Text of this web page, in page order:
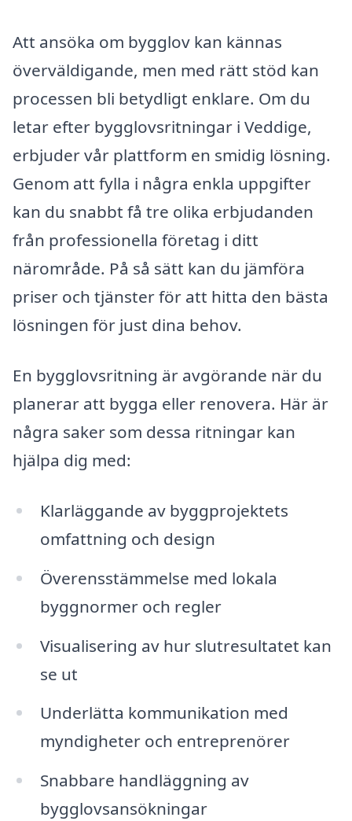
Att ansöka om bygglov kan kännas
överväldigande, men med rätt stöd kan
processen bli betydligt enklare. Om du
letar efter bygglovsritningar i Veddige,
erbjuder vår plattform en smidig lösning.
Genom att fylla i några enkla uppgifter
kan du snabbt få tre olika erbjudanden
från professionella företag i ditt
närområde. På så sätt kan du jämföra
priser och tjänster för att hitta den bästa
lösningen för just dina behov.
En bygglovsritning är avgörande när du
planerar att bygga eller renovera. Här är
några saker som dessa ritningar kan
hjälpa dig med:
Klarläggande av byggprojektets
omfattning och design
Överensstämmelse med lokala
byggnormer och regler
Visualisering av hur slutresultatet kan
se ut
Underlätta kommunikation med
myndigheter och entreprenörer
Snabbare handläggning av
bygglovsansökningar